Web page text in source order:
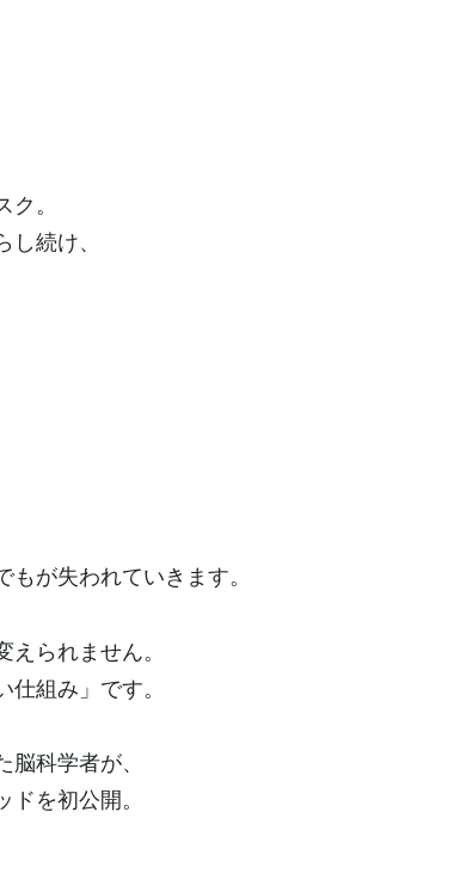
。
続け、
が失われていきます。
られません。
組み」です。
科学者が、
を初公開。